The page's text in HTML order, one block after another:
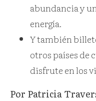
abundancia y
energía.
Y también
otros países de
disfrute en los
Por Patricia